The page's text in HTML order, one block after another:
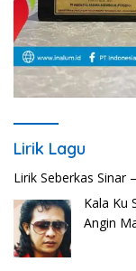
Lirik Lagu
Lirik Seberkas Sinar
Kala Ku
Angin